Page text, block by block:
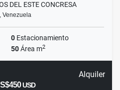
DEL ESTE CONCRESA
Venezuela
0 Estacionamiento
50Área m2
Alquiler
USD